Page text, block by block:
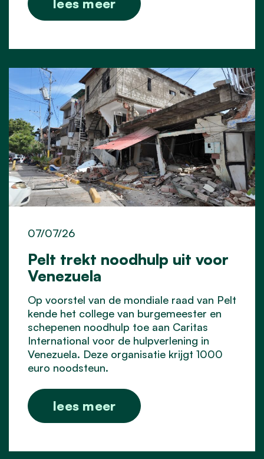
Pelt trekt noodhulp uit voor
Venezuela
07/07/26
Op voorstel van de mondiale raad van Pelt
kende het college van burgemeester en
schepenen noodhulp toe aan Caritas
International voor de hulpverlening in
Venezuela. Deze organisatie krijgt 1000
euro noodsteun.
lees meer